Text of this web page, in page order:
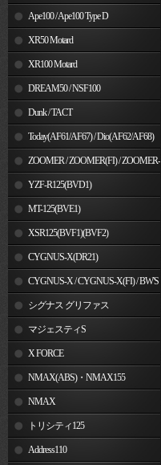
Ape100 / Ape100 Type D
XR50 Motard
XR100 Motard
DREAM50 / NSF100
Dunk / TACT
Today(AF61/AF67) / Dio(AF62/AF68)
ZOOMER / ZOOMER(FI) / ZOOMER-
YZF-R125(BVD1)
MT-125(BVE1)
XSR125(BVF1)(BVF2)
CYGNUS-X(DR21)
CYGNUS-X / CYGNUS-X(FI) / BW'S
125 シグナス グリファス
マジェスティS
X FORCE
NMAX(ABS)・NMAX155
NMAX
トリシティ125
Address110